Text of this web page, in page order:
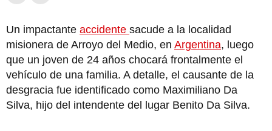
Un impactante accidente sacude a la localidad
misionera de Arroyo del Medio, en Argentina, luego
que un joven de 24 años chocará frontalmente el
vehículo de una familia. A detalle, el causante de la
desgracia fue identificado como Maximiliano Da
Silva, hijo del intendente del lugar Benito Da Silva.